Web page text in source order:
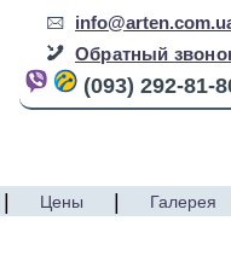
Обратный
(093) 292-81-
Цены Галерея